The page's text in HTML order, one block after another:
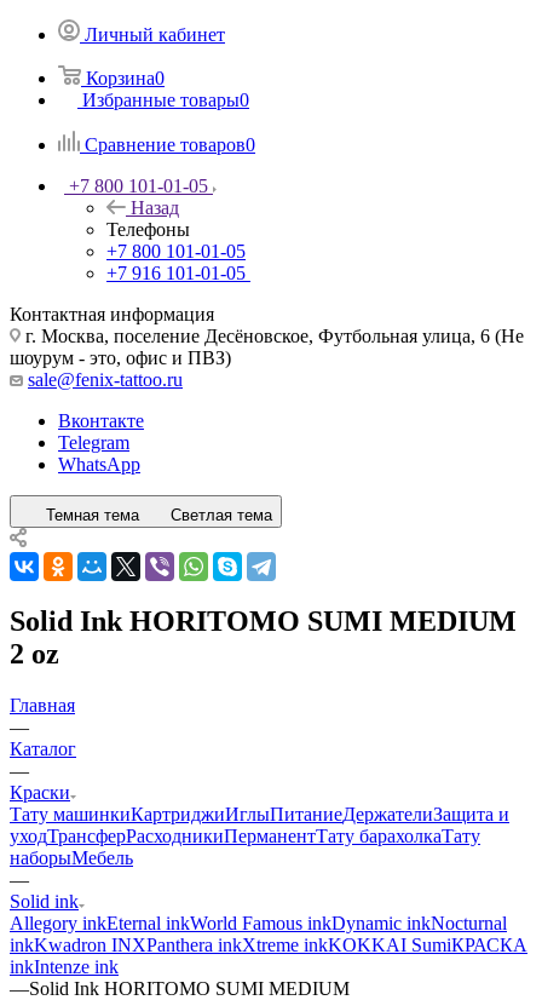
Личный кабинет
Корзина0
Избранные товары0
Сравнение товаров0
+7 800 101-01-05
Назад
Телефоны
+7 800 101-01-05
+7 916 101-01-05
Контактная информация
г. Москва, поселение Десёновское, Футбольная улица, 6 (Не
шоурум - это, офис и ПВЗ)
sale@fenix-tattoo.ru
Вконтакте
Telegram
WhatsApp
Темная тема Светлая тема
Solid Ink HORITOMO SUMI MEDIUM
2 oz
Главная
—
Каталог
—
Краски
Тату машинкиКартриджиИглыПитаниеДержателиЗащита и
уходТрансферРасходникиПерманентТату барахолкаТату
наборыМебель
—
Solid ink
Allegory inkEternal inkWorld Famous inkDynamic inkNocturnal
inkKwadron INXPanthera inkXtreme inkKOKKAI SumiКРАСКА
inkIntenze ink
—Solid Ink HORITOMO SUMI MEDIUM